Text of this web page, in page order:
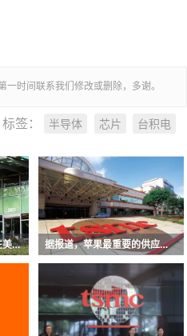
时间联系我们修改或删除，多谢。
标签： 半导体 芯片 台积电
台积电将投资120亿美元在美国建立5NM芯片工厂 据报道，苹果最重要的供应商之一即将来到美国